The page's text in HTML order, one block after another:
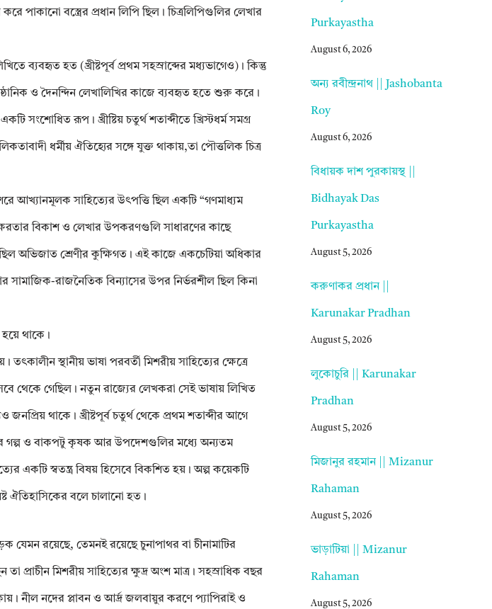
করে পাকানো বস্ত্রের প্রধান লিপি ছিল। চিত্রলিপিগুলির লেখার
ব্যবহৃত হত (খ্রীষ্টপূর্ব প্রথম সহস্রাব্দের মধ্যভাগেও)। কিন্তু
ও দৈনন্দিন লেখালিখির কাজে ব্যবহৃত হতে শুরু করে।
সংশোধিত রূপ। খ্রীষ্টিয় চতুর্থ শতাব্দীতে খ্রিস্টধর্ম সমগ্র
ধর্মীয় ঐতিহ্যের সঙ্গে যুক্ত থাকায়,তা পৌত্তলিক চিত্র
আখ্যানমূলক সাহিত্যের উৎপত্তি ছিল একটি “গণমাধ্যম
বিকাশ ও লেখার উপকরণগুলি সাধারণের কাছে
অভিজাত শ্রেণীর কুক্ষিগত। এই কাজে একচেটিয়া অধিকার
সামাজিক-রাজনৈতিক বিন্যাসের উপর নির্ভরশীল ছিল কিনা
হয়ে থাকে।
স্থানীয় ভাষা পরবর্তী মিশরীয় সাহিত্যের ক্ষেত্রে
থেকে গেছিল। নতুন রাজ্যের লেখকরা সেই ভাষায় লিখিত
থাকে। খ্রীষ্টপূর্ব চতুর্থ থেকে প্রথম শতাব্দীর আগে
গল্প ও বাকপটু কৃষক আর উপদেশগুলির মধ্যে অন্যতম
একটি স্বতন্ত্র বিষয় হিসেবে বিকশিত হয়। অল্প কয়েকটি
ঐতিহাসিকের বলে চালানো হত।
যেমন রয়েছে, তেমনই রয়েছে চুনাপাথর বা চীনামাটির
প্রাচীন মিশরীয় সাহিত্যের ক্ষুদ্র অংশ মাত্র। সহস্রাধিক বছর
নীল নদের প্লাবন ও আর্দ্র জলবায়ুর করণে প্যাপিরাই ও
Purkayastha
August 6, 2026
অন্য রবীন্দ্রনাথ || Jashobanta
Roy
August 6, 2026
বিধায়ক দাশ পুরকায়স্থ ||
Bidhayak Das
Purkayastha
August 5, 2026
করুণাকর প্রধান ||
Karunakar Pradhan
August 5, 2026
লুকোচুরি || Karunakar
Pradhan
August 5, 2026
মিজানুর রহমান || Mizanur
Rahaman
August 5, 2026
ভাড়াটিয়া || Mizanur
Rahaman
August 5, 2026